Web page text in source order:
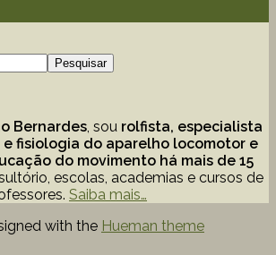
Pesquisar
Bernardes, sou rolfista, especialista
fisiologia do aparelho locomotor e
do movimento há mais de 15
escolas, academias e cursos de
Saiba mais…
with the Hueman theme